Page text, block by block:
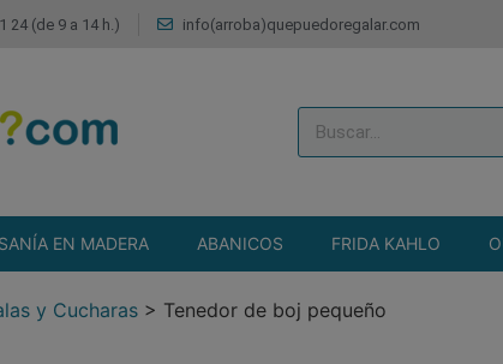
24 (de 9 a 14 h.) info(arroba)quepuedoregalar.com
EN MADERA ABANICOS FRIDA KAHLO
y Cucharas > Tenedor de boj pequeño